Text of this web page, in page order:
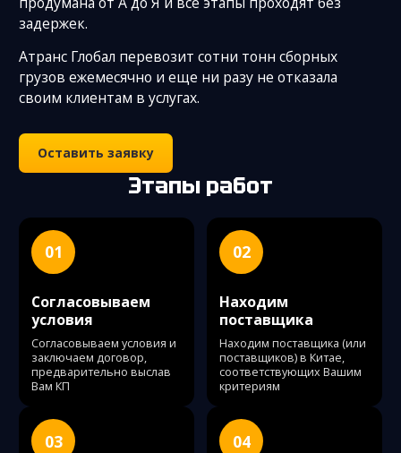
задержек.
Атранс Глобал перевозит сотни тонн сборных
грузов ежемесячно и еще ни разу не отказала
своим клиентам в услугах.
Оставить заявку
Этапы работ
01
Согласовываем
условия
Согласовываем условия и
заключаем договор,
предварительно выслав
Вам КП
02
Находим
поставщика
Находим поставщика (или
поставщиков) в Китае,
соответствующих Вашим
критериям
03 04